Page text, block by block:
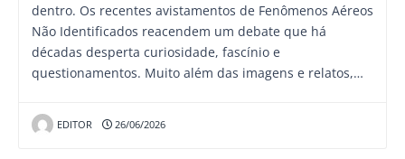
dentro. Os recentes avistamentos de Fenômenos Aéreos
Não Identificados reacendem um debate que há
décadas desperta curiosidade, fascínio e
questionamentos. Muito além das imagens e relatos,…
EDITOR 26/06/2026